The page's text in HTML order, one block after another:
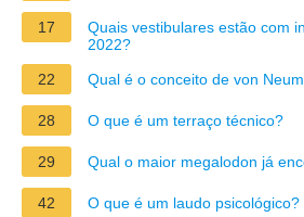
17
Quais vestibulares estão com
2022?
22
Qual é o conceito de von
28 O que é um terraço técnico?
29 Qual o maior megalodon já
42 O que é um laudo psicológico?